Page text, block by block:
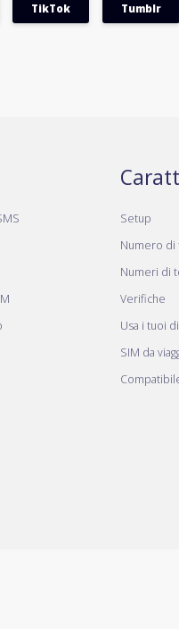
TikTok Tumblr
Setup
Numero
Numeri di
Verifiche
Usa i tuoi
SIM da